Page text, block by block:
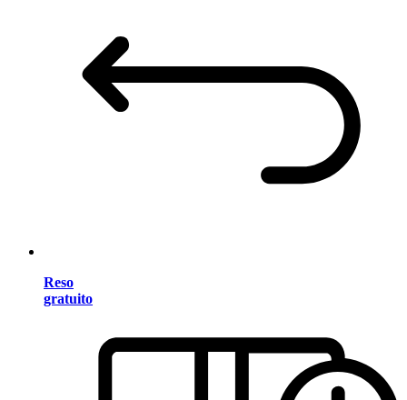
Reso
gratuito